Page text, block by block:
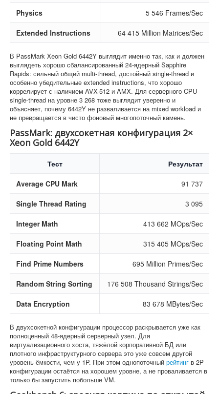
Physics 5 546 Frames/Sec
Extended Instructions 64 415 Million Matrices/Sec
В PassMark Xeon Gold 6442Y выглядит именно так, как и должен
выглядеть хорошо сбалансированный 24-ядерный Sapphire
Rapids: сильный общий multi-thread, достойный single-thread и
особенно убедительные extended instructions, что хорошо
коррелирует с наличием AVX-512 и AMX. Для серверного CPU
single-thread на уровне 3 268 тоже выглядит уверенно и
объясняет, почему 6442Y не разваливается на mixed workload и
не превращается в чисто фоновый многопоточный камень.
PassMark: двухсокетная конфигурация 2×
Xeon Gold 6442Y
Тест Результат
Average CPU Mark 91 737
Single Thread Rating 3 095
Integer Math 413 662 MOps/Sec
Floating Point Math 315 405 MOps/Sec
Find Prime Numbers 695 Million Primes/Sec
Random String Sorting 176 508 Thousand Strings/Sec
Data Encryption 83 678 MBytes/Sec
В двухсокетной конфигурации процессор раскрывается уже как
полноценный 48-ядерный серверный узел. Для
виртуализационного хоста, тяжёлой корпоративной БД или
плотного инфраструктурного сервера это уже совсем другой
уровень ёмкости, чем у 1P. При этом однопоточный рейтинг в 2P
конфигурации остаётся на хорошем уровне, а не проваливается в
только бы запустить побольше VM.